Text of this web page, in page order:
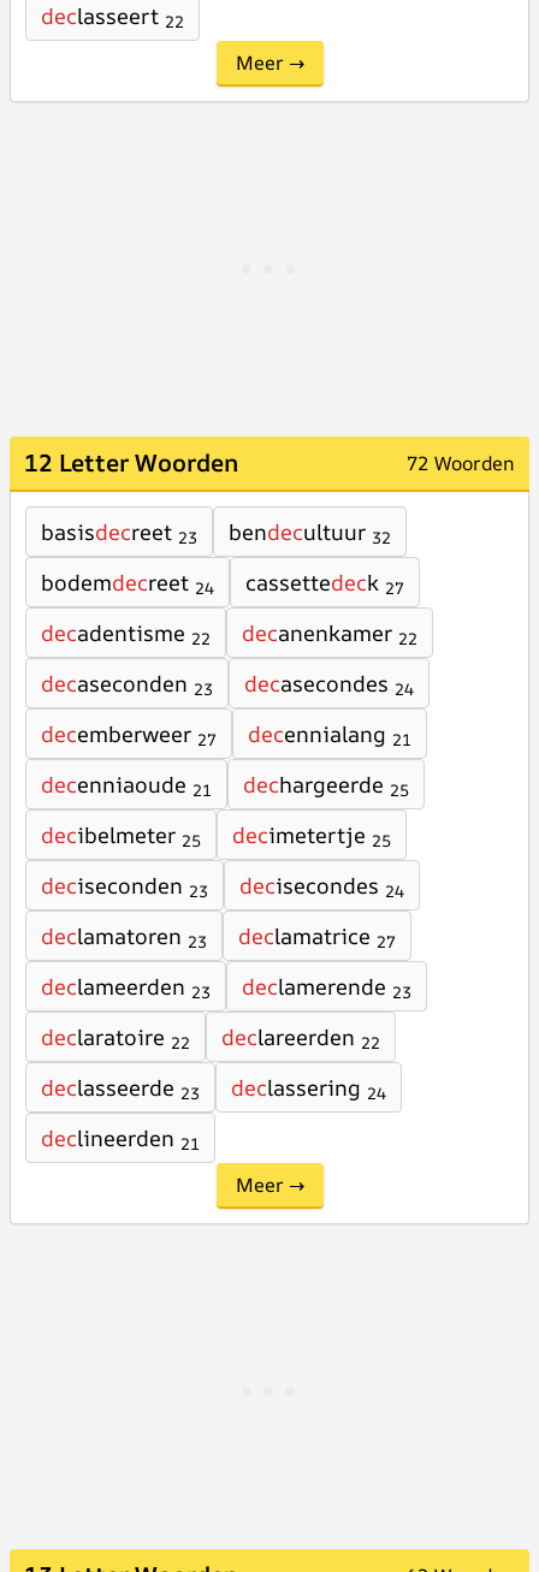
declasseert 22
Meer →
12 Letter Woorden 72 Woorden
basisdecreet 23 bendecultuur 32
bodemdecreet 24 cassettedeck 27
decadentisme 22 decanenkamer 22
decaseconden 23 decasecondes 24
decemberweer 27 decennialang 21
decenniaoude 21 dechargeerde 25
decibelmeter 25 decimetertje 25
deciseconden 23 decisecondes 24
declamatoren 23 declamatrice 27
declameerden 23 declamerende 23
declaratoire 22 declareerden 22
declasseerde 23 declassering 24
declineerden 21
Meer →